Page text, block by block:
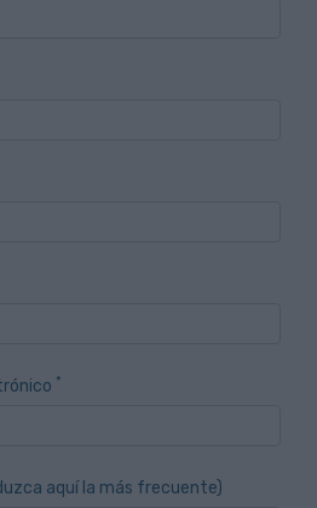
*
aquí la más frecuente)